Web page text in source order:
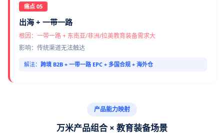
痛点 05
出海 + 一带一路
根因：一带一路 + 东南亚/非洲/拉美教育装备需求大
影响：传统渠道无法触达
解法： 跨境 B2B + 一带一路 EPC + 多国合规 + 海外仓
产品能力映射
万米产品组合 × 教育装备场景